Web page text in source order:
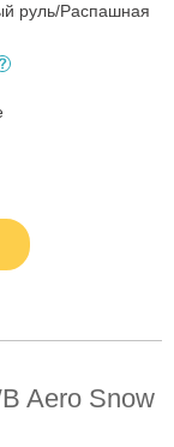
руль/Распашная
Aero Snow